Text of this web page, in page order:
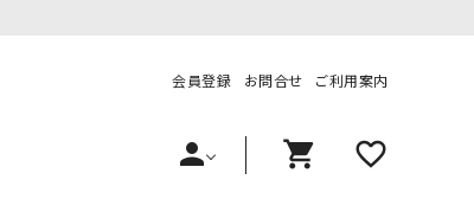
会員登録 お問合せ ご利用案内
person shopping_cart favorite_outline